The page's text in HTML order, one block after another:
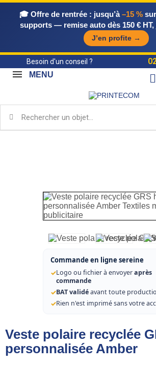
🎓 Offre de rentrée : jusqu’à–15 %sur
supports — remise auto dès 150 € HT,
J’en profite →
Besoin d'un conseil ?
MENU
Commande en ligne sereine
✓Logo ou fichier à envoyeraprès
commande
✓BAT validéavant toute
✓Rien n'est imprimé sans votre
Veste polaire recyclée
personnalisée Amber